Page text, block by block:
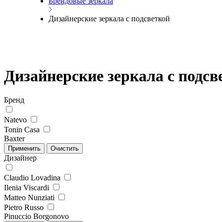
Дизайнерские зеркала с подсветкой
Дизайнерские зеркала с
Бренд
Natevo
Tonin Casa
Baxter
Дизайнер
Claudio Lovadina
Ilenia Viscardi
Matteo Nunziati
Pietro Russo
Pinuccio Borgonovo